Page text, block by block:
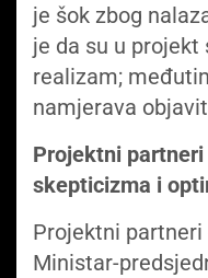
je šok zbog
je da su u
realizam;
namjerava
Projektni
skepticizma i
Projektni
Ministar-